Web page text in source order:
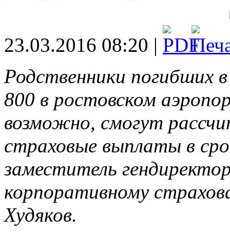
23.03.2016 08:20 |
Родственники погибших
800 в ростовском
возможно, смогут
страховые выплаты в
заместитель
корпоративному
Худяков.